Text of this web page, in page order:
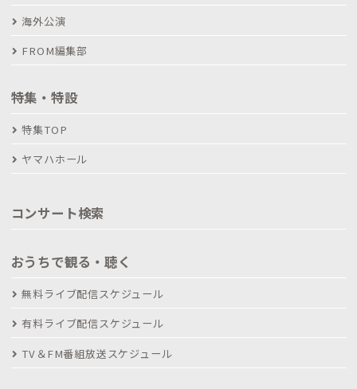
海外公演
FROM編集部
特集・特設
特集TOP
ヤマハホール
コンサート検索
おうちで観る・聴く
無料ライブ配信スケジュール
有料ライブ配信スケジュール
TV＆FM番組放送スケジュール